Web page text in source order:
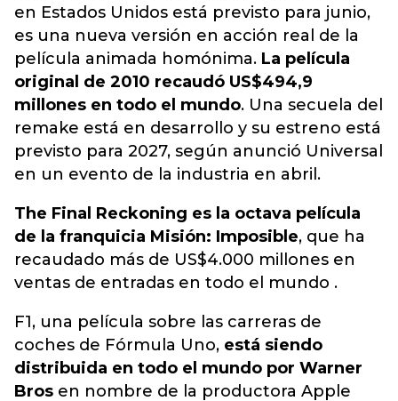
en Estados Unidos está previsto para junio,
es una nueva versión en acción real de la
película animada homónima. La película
original de 2010 recaudó US$494,9
millones en todo el mundo. Una secuela del
remake está en desarrollo y su estreno está
previsto para 2027, según anunció Universal
en un evento de la industria en abril.
The Final Reckoning es la octava película
de la franquicia Misión: Imposible, que ha
recaudado más de US$4.000 millones en
ventas de entradas en todo el mundo .
F1, una película sobre las carreras de
coches de Fórmula Uno, está siendo
distribuida en todo el mundo por Warner
Bros en nombre de la productora Apple